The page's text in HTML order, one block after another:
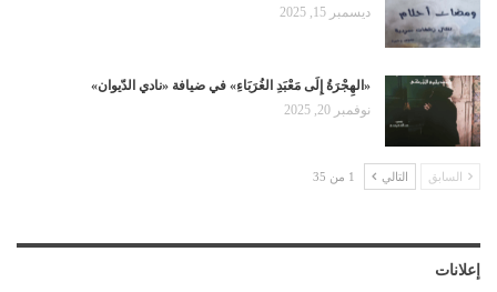
ديسمبر 15, 2025
«الهِجْرَةُ إِلَى مَعْبَدِ الغُرَبَاءِ» في ضيافة «نادي الدّيوان»
نوفمبر 20, 2025
السابق التالي 1 من 35
إعلانات